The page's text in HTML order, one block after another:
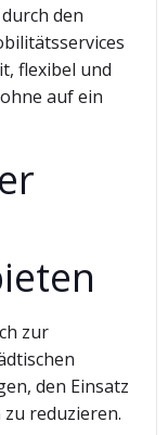
den
flexibel und
auf ein
zur
den Einsatz
reduzieren.